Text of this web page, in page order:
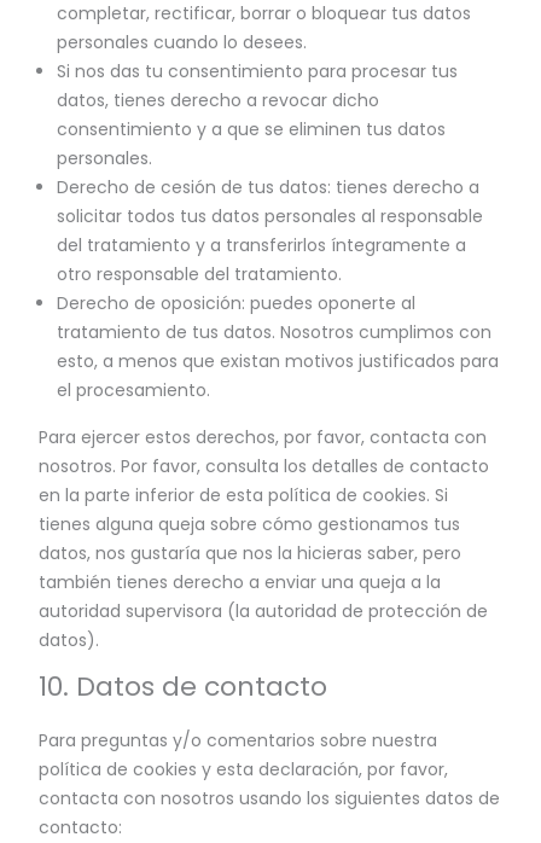
completar, rectificar, borrar o bloquear tus datos
personales cuando lo desees.
Si nos das tu consentimiento para procesar tus
datos, tienes derecho a revocar dicho
consentimiento y a que se eliminen tus datos
personales.
Derecho de cesión de tus datos: tienes derecho a
solicitar todos tus datos personales al responsable
del tratamiento y a transferirlos íntegramente a
otro responsable del tratamiento.
Derecho de oposición: puedes oponerte al
tratamiento de tus datos. Nosotros cumplimos con
esto, a menos que existan motivos justificados para
el procesamiento.
Para ejercer estos derechos, por favor, contacta con
nosotros. Por favor, consulta los detalles de contacto
en la parte inferior de esta política de cookies. Si
tienes alguna queja sobre cómo gestionamos tus
datos, nos gustaría que nos la hicieras saber, pero
también tienes derecho a enviar una queja a la
autoridad supervisora (la autoridad de protección de
datos).
10. Datos de contacto
Para preguntas y/o comentarios sobre nuestra
política de cookies y esta declaración, por favor,
contacta con nosotros usando los siguientes datos de
contacto: